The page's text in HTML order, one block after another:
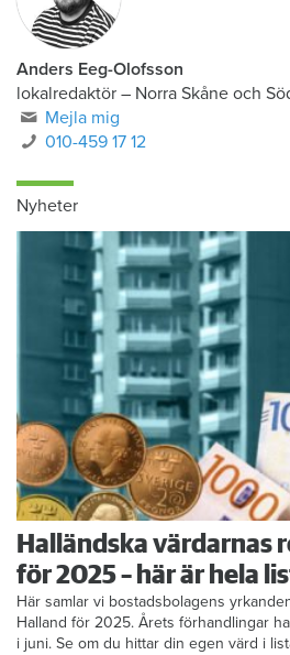
Anders Eeg-Olofsson
lokalredaktör – Norra Skåne och
Mejla mig
010-459 17 12
Nyheter
Halländska värdarnas
för 2025 – här är hela
Här samlar vi bostadsbolagens
Halland för 2025. Årets förhandlingar
i juni. Se om du hittar din egen värd i